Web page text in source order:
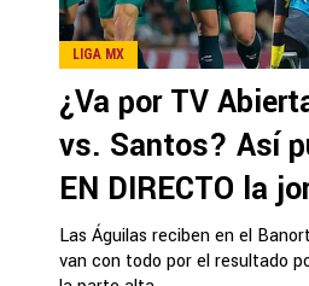
LIGA MX
¿Va por TV
vs. Santos? Así
EN DIRECTO la
Las Águilas reciben en el
van con todo por el resultado